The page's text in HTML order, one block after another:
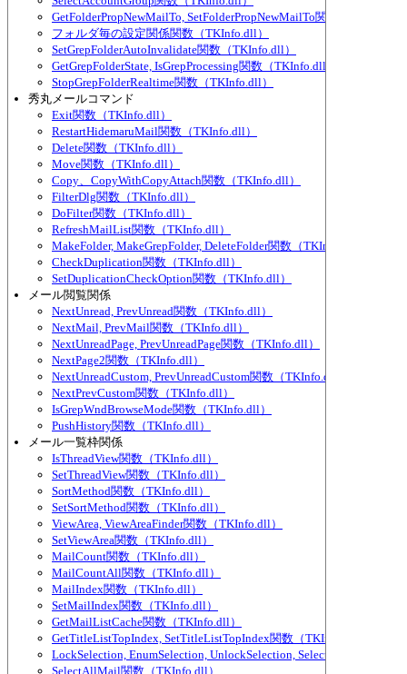
GetFolderPropNewMailTo, SetFolderPropNewMailTo関数（TKInfo.dll
フォルダ毎の設定関係関数（TKInfo.dll）
SetGrepFolderAutoInvalidate関数（TKInfo.dll）
GetGrepFolderState, IsGrepProcessing関数（TKInfo.dll）
StopGrepFolderRealtime関数（TKInfo.dll）
秀丸メールコマンド
Exit関数（TKInfo.dll）
RestartHidemaruMail関数（TKInfo.dll）
Delete関数（TKInfo.dll）
Move関数（TKInfo.dll）
Copy、CopyWithCopyAttach関数（TKInfo.dll）
FilterDlg関数（TKInfo.dll）
DoFilter関数（TKInfo.dll）
RefreshMailList関数（TKInfo.dll）
MakeFolder, MakeGrepFolder, DeleteFolder関数（TKInfo.dll）
CheckDuplication関数（TKInfo.dll）
SetDuplicationCheckOption関数（TKInfo.dll）
メール閲覧関係
NextUnread, PrevUnread関数（TKInfo.dll）
NextMail, PrevMail関数（TKInfo.dll）
NextUnreadPage, PrevUnreadPage関数（TKInfo.dll）
NextPage2関数（TKInfo.dll）
NextUnreadCustom, PrevUnreadCustom関数（TKInfo.dll）
NextPrevCustom関数（TKInfo.dll）
IsGrepWndBrowseMode関数（TKInfo.dll）
PushHistory関数（TKInfo.dll）
メール一覧枠関係
IsThreadView関数（TKInfo.dll）
SetThreadView関数（TKInfo.dll）
SortMethod関数（TKInfo.dll）
SetSortMethod関数（TKInfo.dll）
ViewArea, ViewAreaFinder関数（TKInfo.dll）
SetViewArea関数（TKInfo.dll）
MailCount関数（TKInfo.dll）
MailCountAll関数（TKInfo.dll）
MailIndex関数（TKInfo.dll）
SetMailIndex関数（TKInfo.dll）
GetMailListCache関数（TKInfo.dll）
GetTitleListTopIndex, SetTitleListTopIndex関数（TKInfo.dll）
LockSelection, EnumSelection, UnlockSelection, SelectedMailCount
SelectAllMail関数（TKInfo.dll）